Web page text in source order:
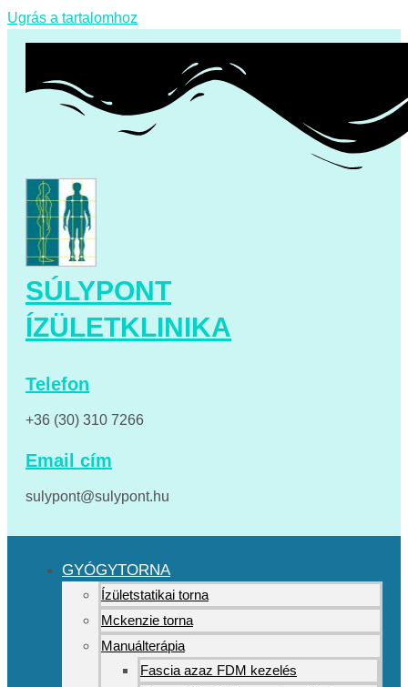
Ugrás a tartalomhoz
SÚLYPONT
ÍZÜLETKLINIKA
Telefon
+36 (30) 310 7266
Email cím
sulypont@sulypont.hu
GYÓGYTORNA
Ízületstatikai torna
Mckenzie torna
Manuálterápia
Fascia azaz FDM kezelés